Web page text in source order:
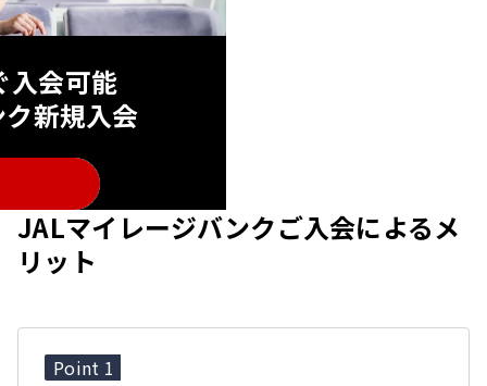
入会可能
新規入会
JALマイレージバンクご入会によるメ
リット
Point 1